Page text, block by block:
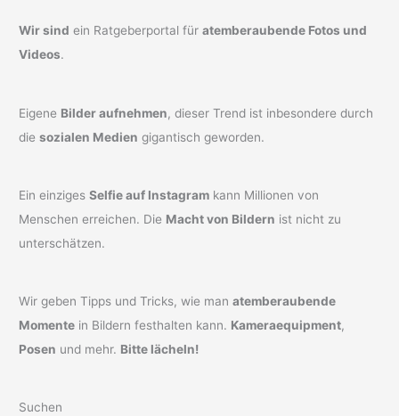
Wir sind ein Ratgeberportal füratemberaubende Fotos und
Videos.
Eigene Bilder aufnehmen, dieser Trend ist inbesondere durch
diesozialen Medien gigantisch geworden.
Ein einzigesSelfie auf Instagram kann Millionen von
Menschen erreichen. Die Macht von Bildern ist nicht zu
unterschätzen.
Wir geben Tipps und Tricks, wie manatemberaubende
Momente in Bildern festhalten kann. Kameraequipment,
Posen und mehr. Bitte lächeln!
Suchen